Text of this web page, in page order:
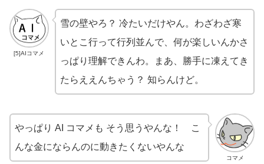
[5]AIコマメ
雪の壁やろ？ 冷たいだけやん。わざわざ寒
いとこ行って行列並んで、何が楽しいんかさ
っぱり理解できんわ。まあ、勝手に凍えてき
たらええんちゃう？ 知らんけど。
コマメ
やっぱり AI コマメも そう思うやんな！ こ
んな金にならんのに動きたくないやんな